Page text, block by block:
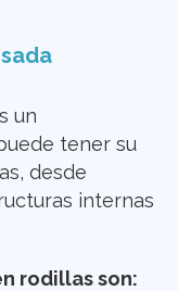
un
tener su
desde
internas
rodillas son: